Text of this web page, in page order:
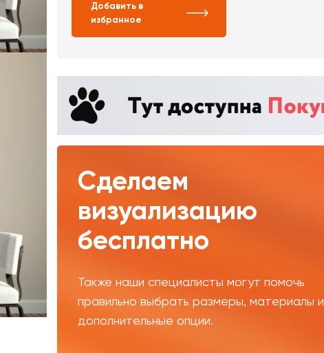
Добавить в
избранное
Сделаем
визуализацию
бесплатно
Также наши специалисты могут помочь
правильно выбрать размеры, материалы и
дополнительные опции.